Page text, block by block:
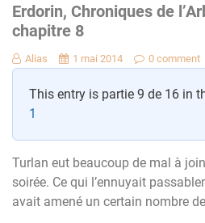
Erdorin, Chroniques de
chapitre 8
Alias 1 mai 2014 0 comment
This entry is partie 9 de 16 in
1
Turlan eut beaucoup de mal à
soirée. Ce qui l’ennuyait
avait amené un certain nombre